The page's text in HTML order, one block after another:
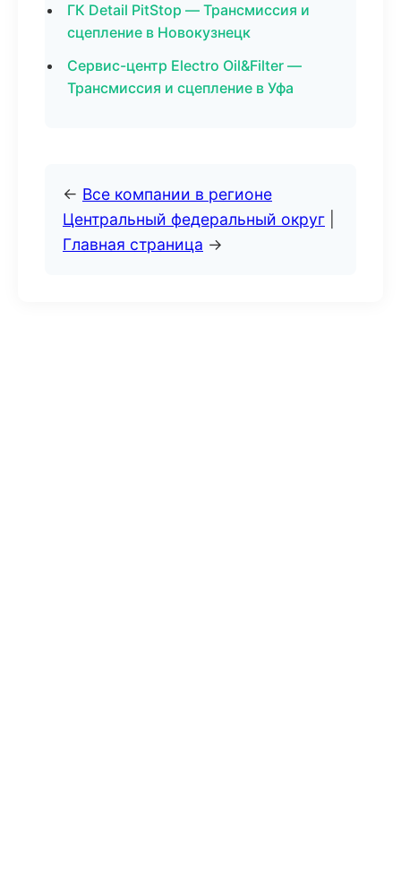
ГК Detail PitStop — Трансмиссия и
сцепление в Новокузнецк
Сервис-центр Electro Oil&Filter —
Трансмиссия и сцепление в Уфа
← Все компании в регионе
Центральный федеральный округ
Главная страница →